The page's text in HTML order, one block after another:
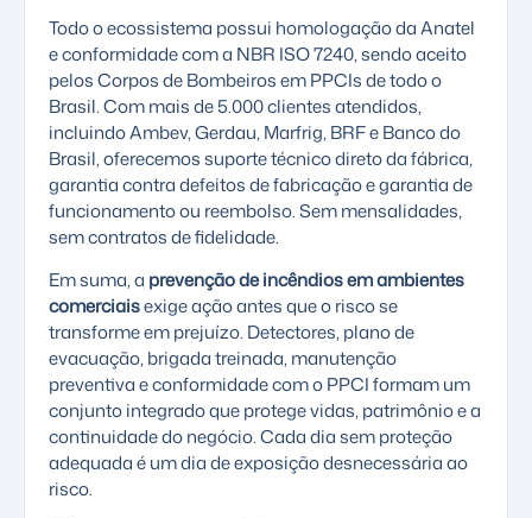
Todo o ecossistema possui homologação da Anatel
e conformidade com a NBR ISO 7240, sendo aceito
pelos Corpos de Bombeiros em PPCIs de todo o
Brasil. Com mais de 5.000 clientes atendidos,
incluindo Ambev, Gerdau, Marfrig, BRF e Banco do
Brasil, oferecemos suporte técnico direto da fábrica,
garantia contra defeitos de fabricação e garantia de
funcionamento ou reembolso. Sem mensalidades,
sem contratos de fidelidade.
Em suma, a prevenção de incêndios em ambientes
comerciaisexige ação antes que o risco se
transforme em prejuízo. Detectores, plano de
evacuação, brigada treinada, manutenção
preventiva e conformidade com o PPCI formam um
conjunto integrado que protege vidas, patrimônio e a
continuidade do negócio. Cada dia sem proteção
adequada é um dia de exposição desnecessária ao
risco.